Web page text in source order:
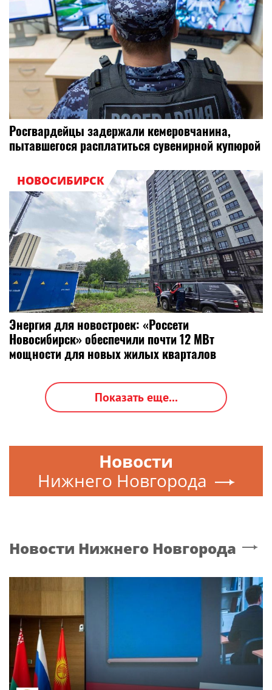
Росгвардейцы задержали кемеровчанина,
пытавшегося расплатиться сувенирной купюрой
НОВОСИБИРСК
Энергия для новостроек: «Россети
Новосибирск» обеспечили почти 12 МВт
мощности для новых жилых кварталов
Показать еще...
Новости
Нижнего Новгорода
Новости Нижнего Новгорода